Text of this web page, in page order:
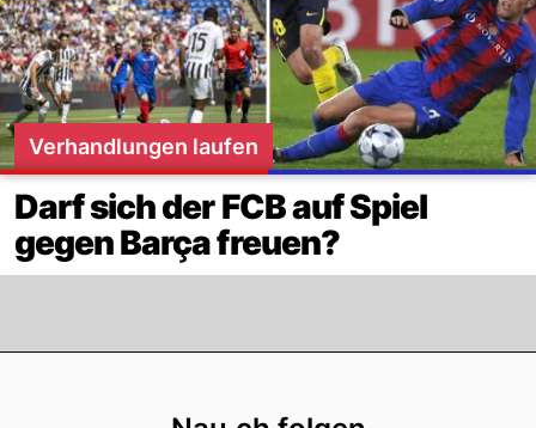
Verhandlungen laufen
Darf sich der FCB auf Spiel
gegen Barça freuen?